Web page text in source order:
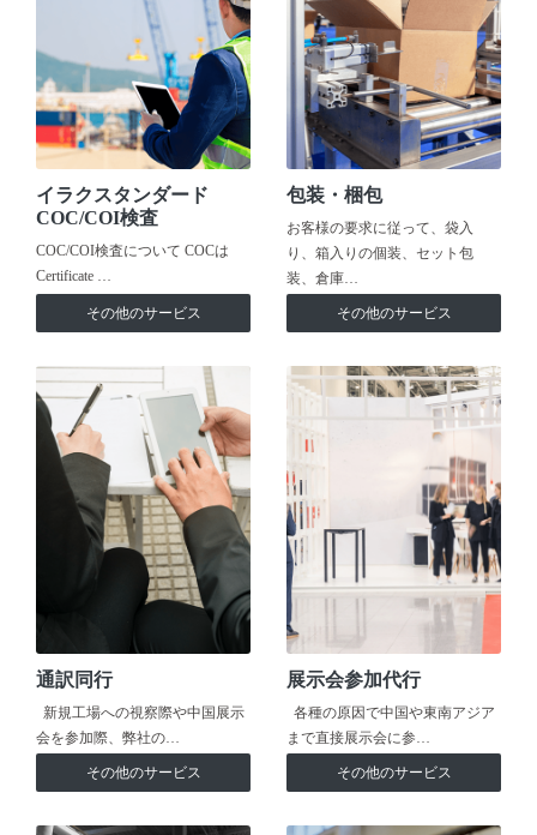
イラクスタンダード
COC/COI検査
COC/COI検査について COCは
Certificate …
その他のサービス
包装・梱包
お客様の要求に従って、袋入
り、箱入りの個装、セット包
装、倉庫…
その他のサービス
通訳同行
新規工場への視察際や中国展示
会を参加際、弊社の…
その他のサービス
展示会参加代行
各種の原因で中国や東南アジア
まで直接展示会に参…
その他のサービス